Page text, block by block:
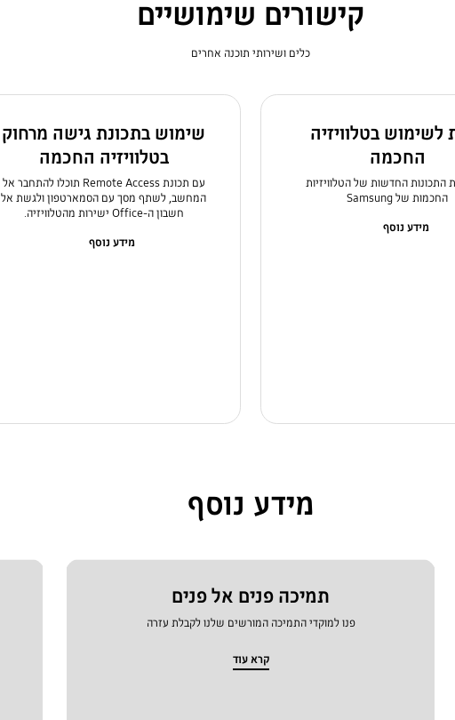
קישורים שימושיים
כלים ושירותי תוכנה אחרים
לשימוש בטלוויזיה
החכמה
התכונות החדשות של הטלוויזיות
החכמות של Samsung
מידע נוסף
שימוש בתכונת גישה מרחוק
בטלוויזיה החכמה
עם תכונת Remote Access תוכלו להתחבר אל
המחשב, לשתף מסך עם הסמארטפון ולגשת אל
חשבון ה-Office ישירות מהטלוויזיה.
מידע נוסף
מידע נוסף
תמיכה פנים אל פנים
פנו למוקדי התמיכה המורשים שלנו לקבלת עזרה
קרא עוד